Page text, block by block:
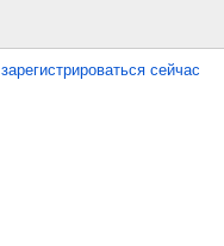
зарегистрироваться сейчас